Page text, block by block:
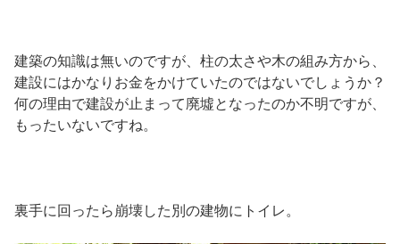
建築の知識は無いのですが、柱の太さや木の組み方から、
建設にはかなりお金をかけていたのではないでしょうか？
何の理由で建設が止まって廃墟となったのか不明ですが、
もったいないですね。
裏手に回ったら崩壊した別の建物にトイレ。